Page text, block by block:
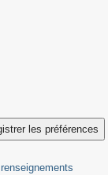
les préférences